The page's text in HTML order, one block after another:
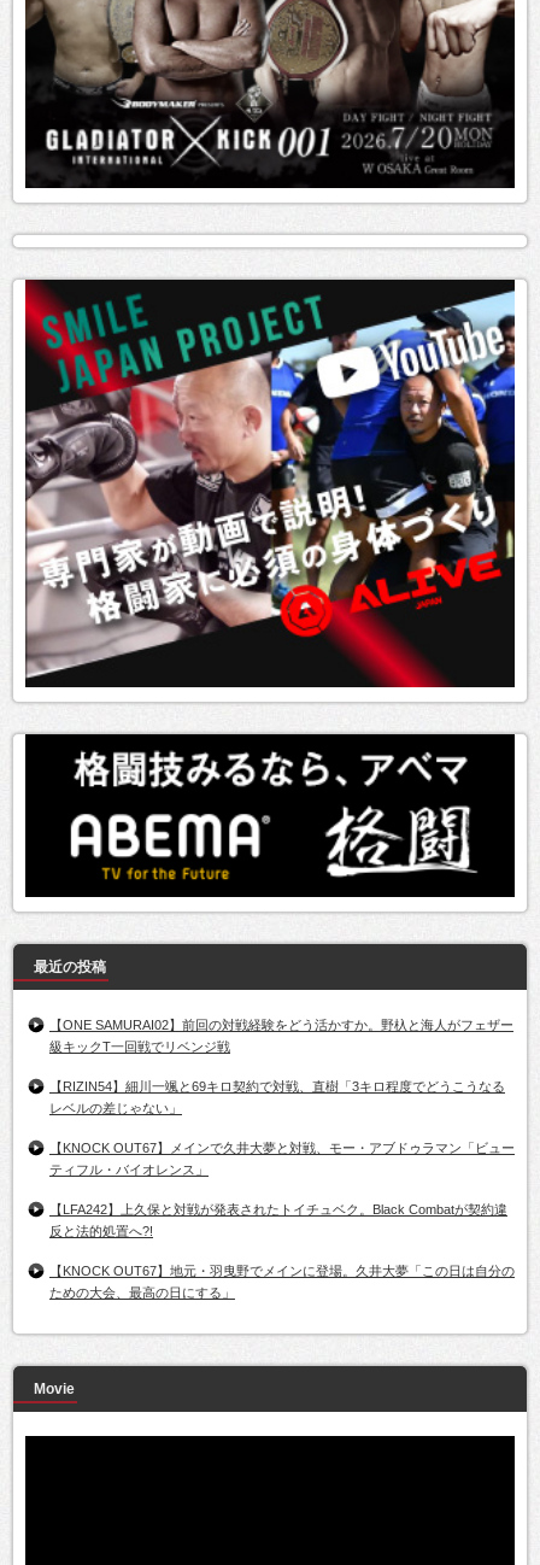
最近の投稿
【ONE SAMURAI02】前回の対戦経験をどう活かすか。野杁と海人がフェザー
級キックT一回戦でリベンジ戦
【RIZIN54】細川一颯と69キロ契約で対戦、直樹「3キロ程度でどうこうなる
レベルの差じゃない」
【KNOCK OUT67】メインで久井大夢と対戦、モー・アブドゥラマン「ビュー
ティフル・バイオレンス」
【LFA242】上久保と対戦が発表されたトイチュベク。Black Combatが契約違
反と法的処置へ?!
【KNOCK OUT67】地元・羽曳野でメインに登場。久井大夢「この日は自分の
ための大会、最高の日にする」
Movie